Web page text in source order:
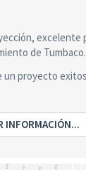
excelente
de Tumbaco.
proyecto
INFORMACIÓN...